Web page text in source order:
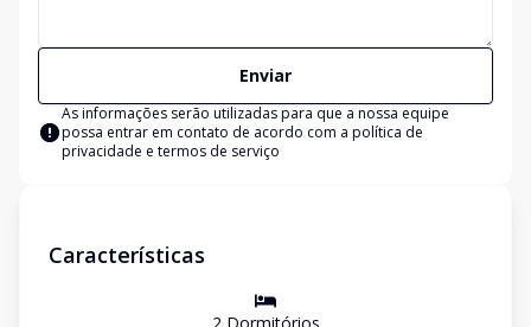
Enviar
As informações serão utilizadas para que a nossa equipe
possa entrar em contato de acordo com a política de
privacidade e termos de serviço
Características